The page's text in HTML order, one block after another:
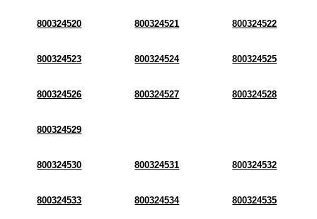
800324520 800324521 800324522
800324523 800324524 800324525
800324526 800324527 800324528
800324529
800324530 800324531 800324532
800324533 800324534 800324535